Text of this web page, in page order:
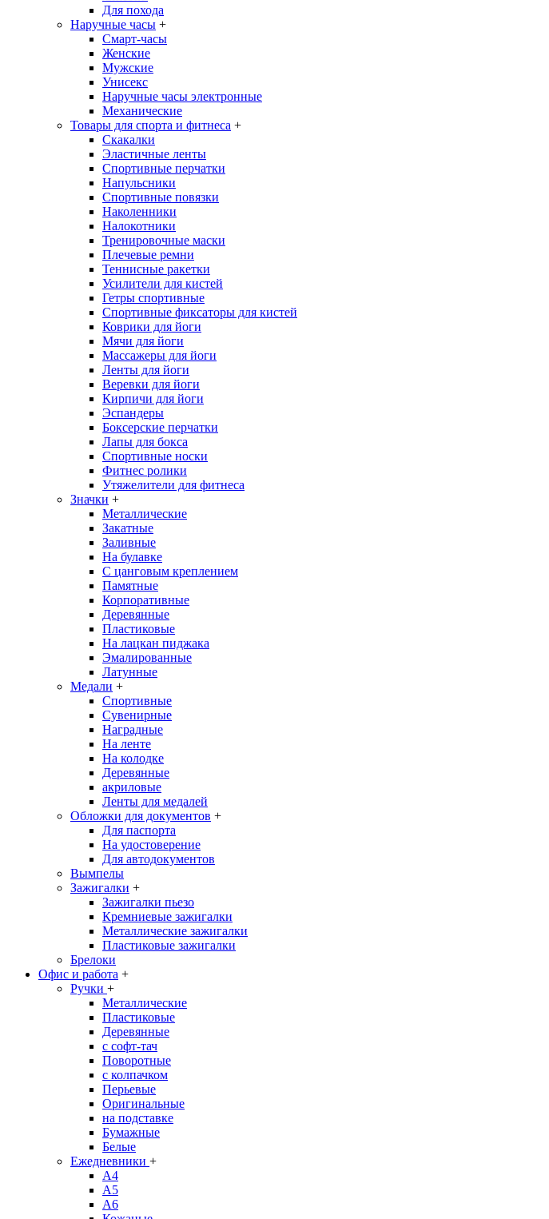
Для похода
Наручные часы +
Смарт-часы
Женские
Мужские
Унисекс
Наручные часы электронные
Механические
Товары для спорта и фитнеса +
Скакалки
Эластичные ленты
Спортивные перчатки
Напульсники
Спортивные повязки
Наколенники
Налокотники
Тренировочные маски
Плечевые ремни
Теннисные ракетки
Усилители для кистей
Гетры спортивные
Спортивные фиксаторы для кистей
Коврики для йоги
Мячи для йоги
Массажеры для йоги
Ленты для йоги
Веревки для йоги
Кирпичи для йоги
Эспандеры
Боксерские перчатки
Лапы для бокса
Спортивные носки
Фитнес ролики
Утяжелители для фитнеса
Значки +
Металлические
Закатные
Заливные
На булавке
С цанговым креплением
Памятные
Корпоративные
Деревянные
Пластиковые
На лацкан пиджака
Эмалированные
Латунные
Медали +
Спортивные
Сувенирные
Наградные
На ленте
На колодке
Деревянные
акриловые
Ленты для медалей
Обложки для документов +
Для паспорта
На удостоверение
Для автодокументов
Вымпелы
Зажигалки +
Зажигалки пьезо
Кремниевые зажигалки
Металлические зажигалки
Пластиковые зажигалки
Брелоки
Офис и работа +
Ручки +
Металлические
Пластиковые
Деревянные
с софт-тач
Поворотные
с колпачком
Перьевые
Оригинальные
на подставке
Бумажные
Белые
Ежедневники +
A4
A5
A6